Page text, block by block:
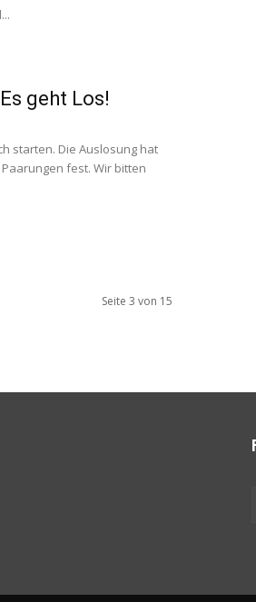
geht Los!
starten. Die Auslosung hat
fest. Wir bitten
Seite 3 von 15